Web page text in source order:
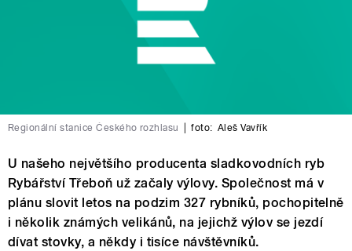
Regionální stanice Českého rozhlasu foto: Aleš Vavřík
U našeho největšího producenta sladkovodních ryb
Rybářství Třeboň už začaly výlovy. Společnost má v
plánu slovit letos na podzim 327 rybníků, pochopitelně
i několik známých velikánů, na jejichž výlov se jezdí
dívat stovky, a někdy i tisíce návštěvníků.